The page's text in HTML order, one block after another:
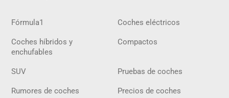
Fórmula1 Coches eléctricos
Coches híbridos y
enchufables
Compactos
SUV Pruebas de coches
Rumores de coches Precios de coches